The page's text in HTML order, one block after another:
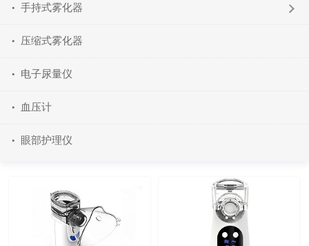
手持式雾化器
压缩式雾化器
电子尿量仪
血压计
眼部护理仪